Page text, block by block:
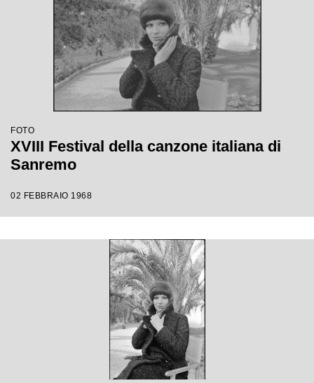
FOTO
XVIII Festival della canzone italiana di
Sanremo
02 FEBBRAIO 1968